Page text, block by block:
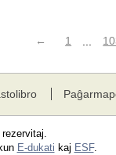
← 1
E-dukati kaj ESF.